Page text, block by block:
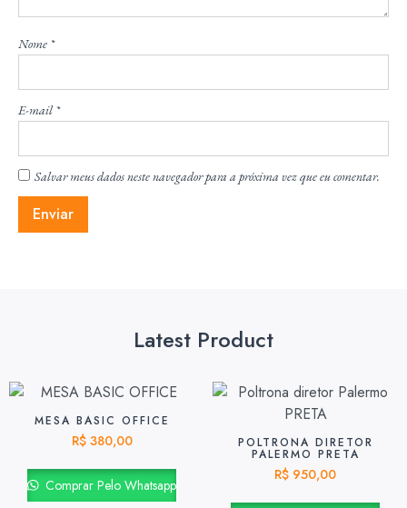
Nome *
E-mail*
Salvar meus dados neste navegador para a próxima vez que eu comentar.
Latest Product
MESA BASIC OFFICE
R$380,00
Comprar Pelo Whatsapp
POLTRONA DIRETOR
PALERMO PRETA
R$ 950,00